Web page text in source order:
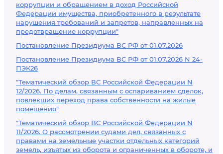
коррупции и обращением в доход Российской
Федерации имущества, приобретенного в результате
нарушения требований и запретов, направленных на
предотвращение коррупции"
Постановление Президиума ВС РФ от 01.07.2026
Постановление Президиума ВС РФ от 01.07.2026 N 24-
ПЭК26
"Тематический обзор ВС Российской Федерации N
12/2026. По делам, связанным с оспариванием сделок,
повлекших переход права собственности на жилые
помещения"
"Тематический обзор ВС Российской Федерации N
11/2026. О рассмотрении судами дел, связанных с
правами на земельные участки отдельных категорий
земель, изъятых из оборота и ограниченных в обороте, и